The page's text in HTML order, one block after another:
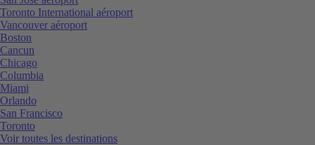
Toronto International aéroport
Vancouver aéroport
Boston
Cancun
Chicago
Columbia
Miami
Orlando
San Francisco
Toronto
Voir toutes les destinations